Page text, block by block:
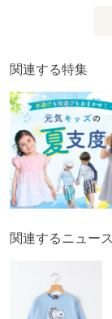
関連する特集
関連するニュース